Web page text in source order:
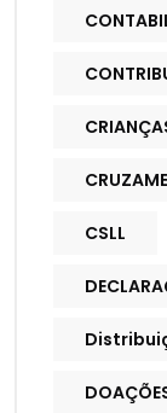
CSLL